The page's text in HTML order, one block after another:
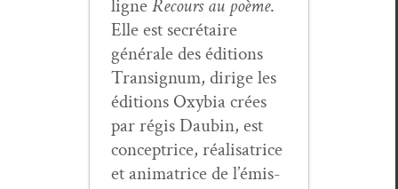
ligneRecours au poème.
Elle est secré­taire
générale des édi­tions
Tran­signum, dirige les
édi­tions Oxy­bia crées
par régis Daubin, est
con­cep­trice, réal­isatrice
et ani­ma­trice de l’émis­